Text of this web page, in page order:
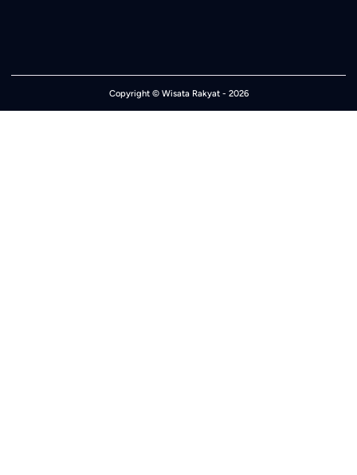
Copyright © Wisata Rakyat- 2026